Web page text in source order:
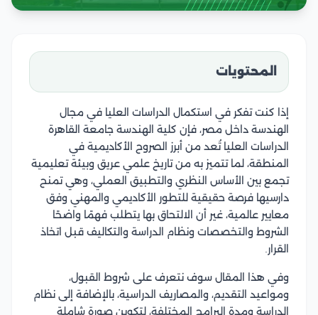
المحتويات
إذا كنت تفكر في استكمال الدراسات العليا في مجال
الهندسة داخل مصر، فإن كلية الهندسة جامعة القاهرة
الدراسات العليا تُعد من أبرز الصروح الأكاديمية في
المنطقة، لما تتميز به من تاريخ علمي عريق وبيئة تعليمية
تجمع بين الأساس النظري والتطبيق العملي، وهي تمنح
دارسيها فرصة حقيقية للتطور الأكاديمي والمهني وفق
معايير عالمية، غير أن الالتحاق بها يتطلب فهمًا واضحًا
الشروط والتخصصات ونظام الدراسة والتكاليف قبل اتخاذ
القرار.
وفي هذا المقال سوف نتعرف على شروط القبول،
ومواعيد التقديم، والمصاريف الدراسية، بالإضافة إلى نظام
الدراسة ومدة البرامج المختلفة، لتكوين صورة شاملة